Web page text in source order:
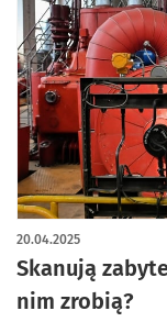
Skanują
nim zrobią?
20.04.2025
artykuł z galerią